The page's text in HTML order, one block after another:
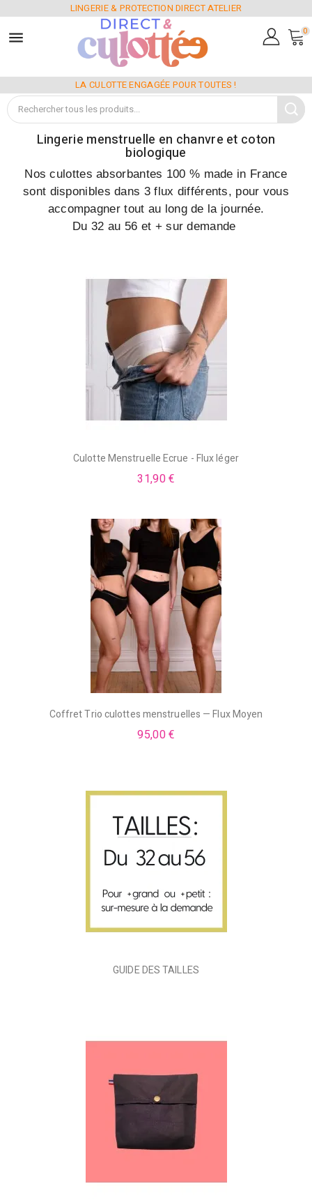
LINGERIE & PROTECTION DIRECT ATELIER
 0
LA CULOTTE ENGAGÉE POUR TOUTES !
Lingerie menstruelle en chanvre et coton
biologique
Nos culottes absorbantes 100 % made in France
sont disponibles dans 3 flux différents, pour vous
accompagner tout au long de la journée.
Du 32 au 56 et + sur demande
Culotte Menstruelle Ecrue - Flux léger
31,90 €
Coffret Trio culottes menstruelles — Flux Moyen
95,00 €
GUIDE DES TAILLES